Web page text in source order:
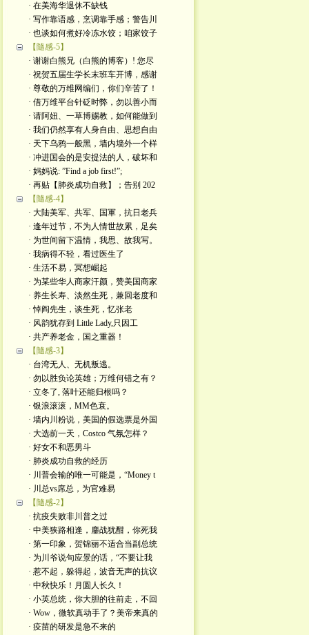
· 在美海华退休不缺钱
· 写作靠语感，烹调靠手感；警告川
· 也谈如何煮好冷冻水饺；咱家饺子
【隨感-5】
· 谢谢白熊兄（白熊的博客）! 您尽
· 祝贺五届生学长末班车开博，感谢
· 尊敬的万维网编们，你们辛苦了！
· 借万维平台针砭时弊，勿以善小而
· 请阿妞、一草博赐教，如何能做到
· 我们仍然享有人身自由、思想自由
· 天下乌鸦一般黑，墙内墙外一个样
· 冲进国会的是安提法的人，破坏和
· 妈妈说: ”Find a job first!”;
· 再贴【肺炎成功自救】；告别 202
【隨感-4】
· 大陆美军、共军、国軍，抗日老兵
· 逢年过节，不为人情世故累，足矣
· 为世间留下温情，我思、故我写。
· 我病得不轻，看过医生了
· 生活不易，冥想崛起
· 为某些华人商家汗颜，赞美国商家
· 养生长寿、淡然生死，兼回老度和
· 悼阎先生，谈生死，忆张老
· 风韵犹存到 Little Lady,只因工
· 共产养老金，国之重器！
【隨感-3】
· 台湾无人、无机叛逃。
· 勿以胜负论英雄；万维何错之有？
· 立冬了, 落叶还能归根吗？
· 银浪滚滚，MM色衰。
· 墙内川粉说，美国的假选票是外国
· 大选前一天，Costco 气氛怎样？
· 好女不和恶男斗
· 肺炎成功自救的经历
· 川普会输的唯一可能是，“Money t
· 川总vs席总，为官难易
【隨感-2】
· 抗疫失败非川普之过
· 中美狭路相逢，鏖战犹酣，你死我
· 第一印象，贺锦丽不适合当副总统
· 为川爷说句应景的话，“不要让我
· 惹不起，躲得起，波音无声的抗议
· 中秋快乐！月圆人长久！
· 小英总统，你大胆的往前走，不回
· Wow，微软真动手了？美帝来真的
· 疫苗的研发是急不来的